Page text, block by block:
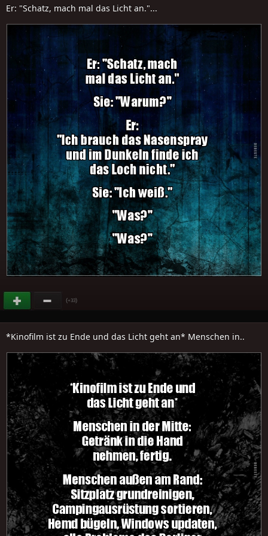
Er: "Schatz, mach mal das Licht an."...
(+33)
*Kinofilm ist zu Ende und das Licht geht an* Menschen in..